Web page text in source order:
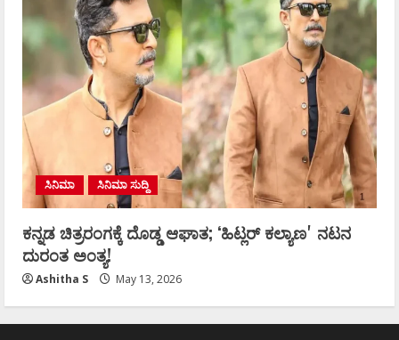
ಸಿನಿಮಾ ಸಿನಿಮಾ ಸುದ್ದಿ
ಕನ್ನಡ ಚಿತ್ರರಂಗಕ್ಕೆ ದೊಡ್ಡ ಆಘಾತ; ʻಹಿಟ್ಲರ್ ಕಲ್ಯಾಣʼ ನಟನ
ದುರಂತ ಅಂತ್ಯ!
Ashitha S May 13, 2026